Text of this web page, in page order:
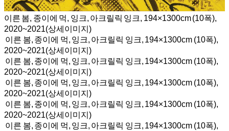
이른 봄, 종이에 먹, 잉크, 아크릴릭 잉크, 194×1300cm (10폭),
2020~2021(상세이미지)
이른 봄, 종이에 먹, 잉크, 아크릴릭 잉크, 194×1300cm (10폭),
2020~2021(상세이미지)
이른 봄, 종이에 먹, 잉크, 아크릴릭 잉크, 194×1300cm (10폭),
2020~2021(상세이미지)
이른 봄, 종이에 먹, 잉크, 아크릴릭 잉크, 194×1300cm (10폭),
2020~2021(상세이미지)
이른 봄, 종이에 먹, 잉크, 아크릴릭 잉크, 194×1300cm (10폭),
2020~2021(상세이미지)
이른 봄, 종이에 먹, 잉크, 아크릴릭 잉크, 194×1300cm (10폭),